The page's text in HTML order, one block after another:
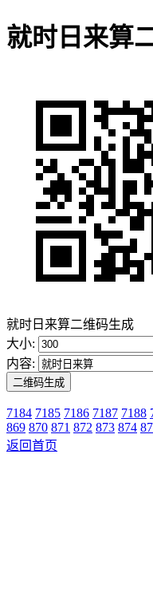
就时日来算
就时日来算二维码生成
大小:
内容:
7184 7185 7186 7187 7188
869 870 871 872 873 874
返回首页